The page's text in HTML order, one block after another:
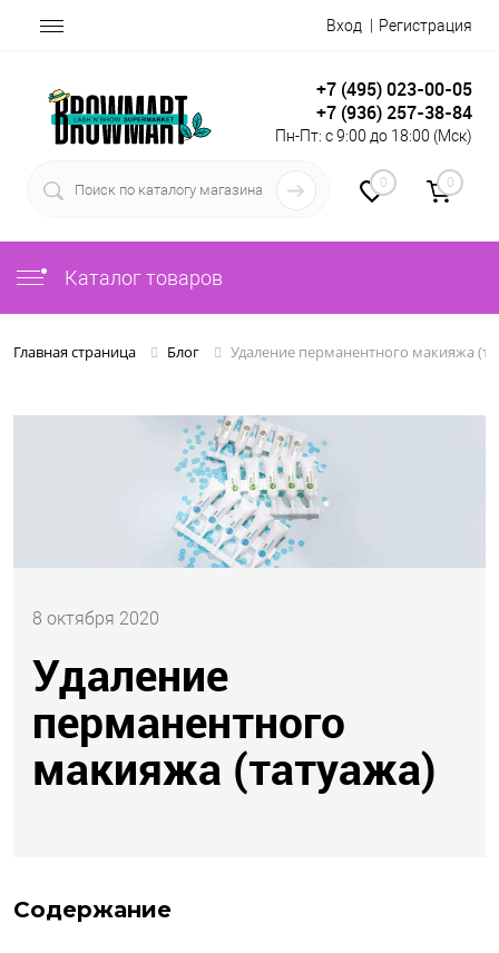
Вход Регистрация
+7 (495) 023-00-05
+7 (936) 257-38-84
Пн-Пт: с 9:00 до 18:00 (Мск)
0 0
Каталог товаров
Главная страница Блог Удаление перманентного макияжа
8 октября 2020
Удаление
перманентного
макияжа (татуажа)
Содержание